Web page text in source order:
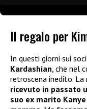
Il regalo per
In questi giorni sui
Kardashian, che nel
retroscena inedito.
ricevuto in passato
suo ex marito